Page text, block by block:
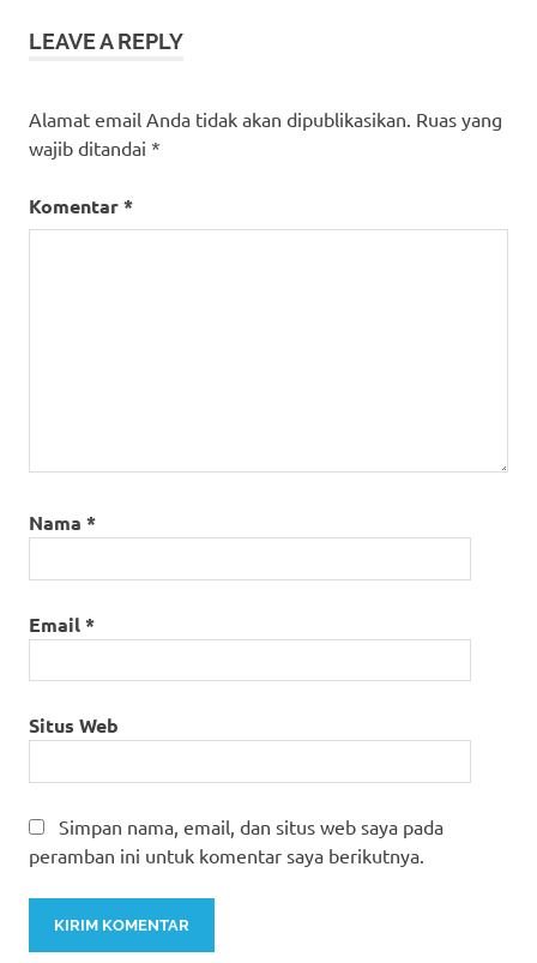
LEAVE A REPLY
Alamat email Anda tidak akan dipublikasikan. Ruas yang
wajib ditandai *
Komentar*
Nama *
Email*
Situs Web
Simpan nama, email, dan situs web saya pada
peramban ini untuk komentar saya berikutnya.